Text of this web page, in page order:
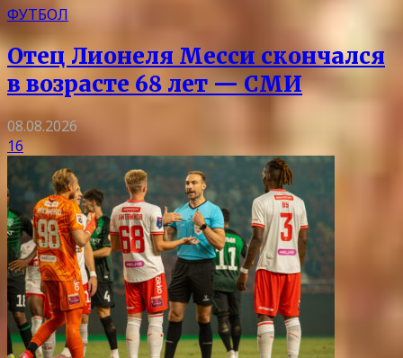
ФУТБОЛ
Отец Лионеля Месси скончался
в возрасте 68 лет — СМИ
08.08.2026
16